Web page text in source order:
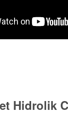
Hidrolik